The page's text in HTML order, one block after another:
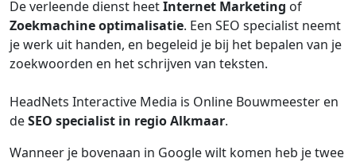
De verleende dienst heetInternet Marketing of
Zoekmachine optimalisatie. Een SEO specialist neemt
je werk uit handen, en begeleid je bij het bepalen van je
zoekwoorden en het schrijven van teksten.
HeadNets Interactive Media is Online Bouwmeester en
deSEO specialist in regio Alkmaar.
Wanneer je bovenaan in Google wilt komen heb je twee